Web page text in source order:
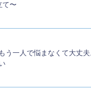
て〜
う一人で悩まなくて大丈